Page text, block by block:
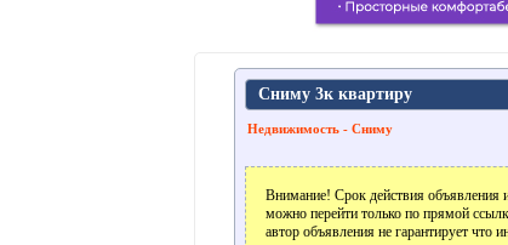
Сниму 3к квартиру
Недвижимость - Сниму
Внимание! Срок действия объявления
можно перейти только по прямой
автор объявления не гарантирует что